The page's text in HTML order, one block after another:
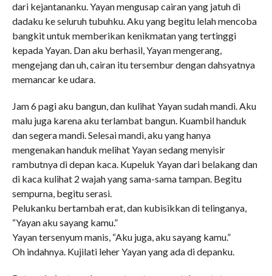
dari kejantananku. Yayan mengusap cairan yang jatuh di
dadaku ke seluruh tubuhku. Aku yang begitu lelah mencoba
bangkit untuk memberikan kenikmatan yang tertinggi
kepada Yayan. Dan aku berhasil, Yayan mengerang,
mengejang dan uh, cairan itu tersembur dengan dahsyatnya
memancar ke udara.
Jam 6 pagi aku bangun, dan kulihat Yayan sudah mandi. Aku
malu juga karena aku terlambat bangun. Kuambil handuk
dan segera mandi. Selesai mandi, aku yang hanya
mengenakan handuk melihat Yayan sedang menyisir
rambutnya di depan kaca. Kupeluk Yayan dari belakang dan
di kaca kulihat 2 wajah yang sama-sama tampan. Begitu
sempurna, begitu serasi.
Pelukanku bertambah erat, dan kubisikkan di telinganya,
“Yayan aku sayang kamu.”
Yayan tersenyum manis, “Aku juga, aku sayang kamu.”
Oh indahnya. Kujilati leher Yayan yang ada di depanku.